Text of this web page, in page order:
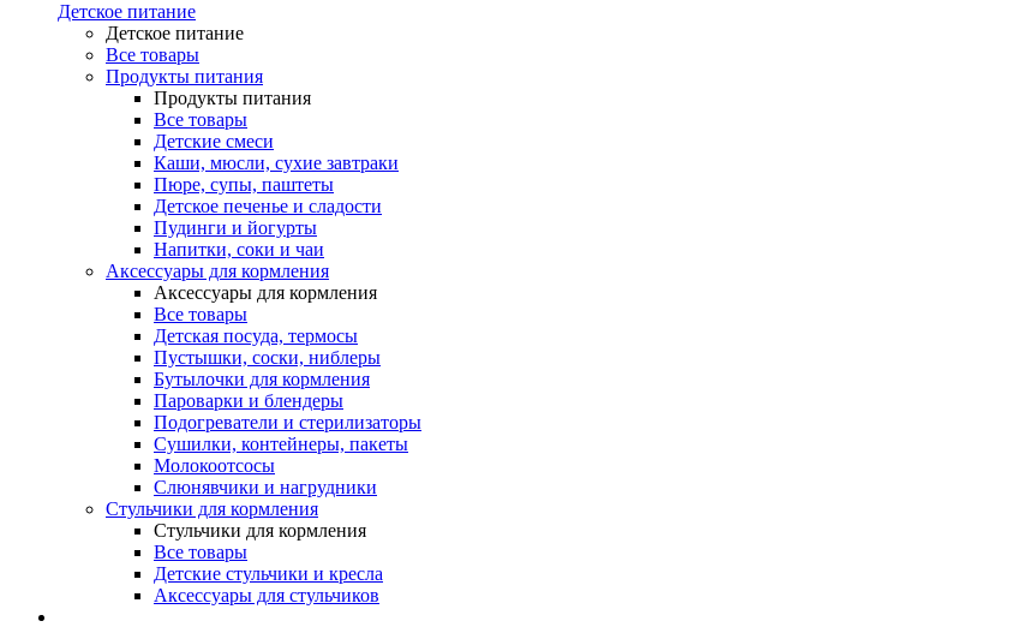
Детское питание
Детское питание
Все товары
Продукты питания
Продукты питания
Все товары
Детские смеси
Каши, мюсли, сухие завтраки
Пюре, супы, паштеты
Детское печенье и сладости
Пудинги и йогурты
Напитки, соки и чаи
Аксессуары для кормления
Аксессуары для кормления
Все товары
Детская посуда, термосы
Пустышки, соски, ниблеры
Бутылочки для кормления
Пароварки и блендеры
Подогреватели и стерилизаторы
Сушилки, контейнеры, пакеты
Молокоотсосы
Слюнявчики и нагрудники
Стульчики для кормления
Стульчики для кормления
Все товары
Детские стульчики и кресла
Аксессуары для стульчиков